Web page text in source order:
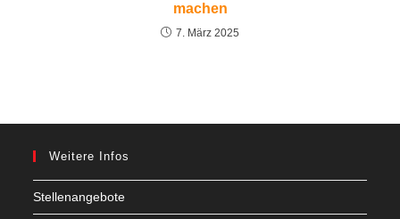
machen
7. März 2025
Weitere Infos
Stellenangebote